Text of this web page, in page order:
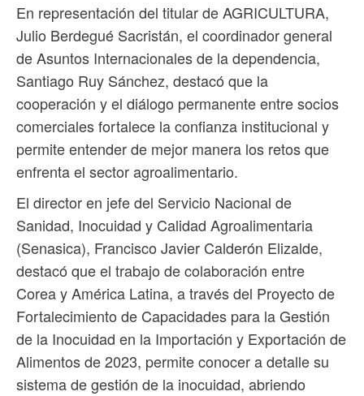
En representación del titular de AGRICULTURA,
Julio Berdegué Sacristán, el coordinador general
de Asuntos Internacionales de la dependencia,
Santiago Ruy Sánchez, destacó que la
cooperación y el diálogo permanente entre socios
comerciales fortalece la confianza institucional y
permite entender de mejor manera los retos que
enfrenta el sector agroalimentario.
El director en jefe del Servicio Nacional de
Sanidad, Inocuidad y Calidad Agroalimentaria
(Senasica), Francisco Javier Calderón Elizalde,
destacó que el trabajo de colaboración entre
Corea y América Latina, a través del Proyecto de
Fortalecimiento de Capacidades para la Gestión
de la Inocuidad en la Importación y Exportación de
Alimentos de 2023, permite conocer a detalle su
sistema de gestión de la inocuidad, abriendo